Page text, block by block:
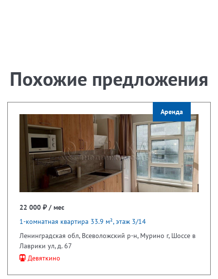
Похожие предложения
Аренда
22 000 ₽ / мес
1-комнатная квартира 33.9 м², этаж 3/14
Ленинградская обл, Всеволожский р-н, Мурино г, Шоссе в
Лаврики ул, д. 67
Девяткино